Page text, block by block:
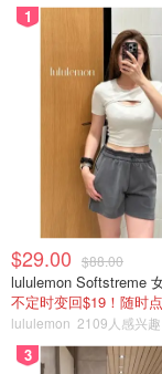
3月24日，白宫承
意间添加的号码”
1
$29.00 $88.00
不定时变回$19！随时
lululemon 2109人感兴趣
3